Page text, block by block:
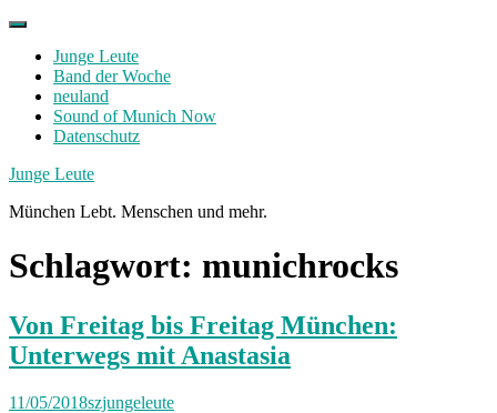
Skip
contentJunge Leute
Band der Woche
neuland
Sound of Munich Now
Datenschutz
Facebook
Twitter
Instagram
Junge Leute
München Lebt. Menschen und mehr.
Schlagwort: munichrocks
Von Freitag bis Freitag München:
Unterwegs mit Anastasia
11/05/2018szjungeleute